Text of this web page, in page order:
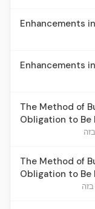
Enhancements
Enhancements
The Method of
Obligation to Be
The Method of
Obligation to Be